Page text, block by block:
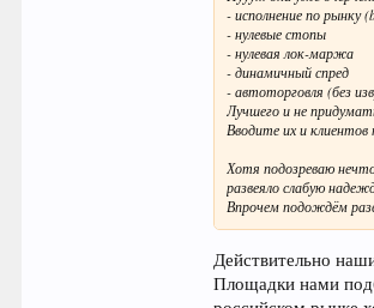
- исполнение по рынку
- нулевые стопы
- нулевая лок-маржа
- динамичный спред
- автоторговля (без
Лучшего и не
Вводите их и
Хотя подозреваю
развеяло слабую
Впрочем подождём
Действительно
Площадки нами